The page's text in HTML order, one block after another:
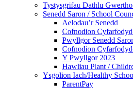
Tystysgrifau Dathlu
Senedd Saron / School
Aelodau’r Senedd
Cofnodion
Pwyllgor Senedd
Cofnodion
Y Pwyllgor 2023
Hawliau Plant /
Ysgolion Iach/Healthy
ParentPay